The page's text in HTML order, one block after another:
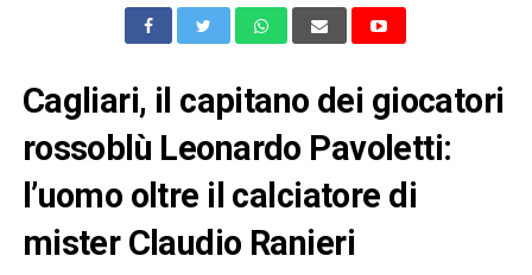
Cagliari, il capitano dei giocatori
rossoblù Leonardo Pavoletti:
l’uomo oltre il calciatore di
mister Claudio Ranieri